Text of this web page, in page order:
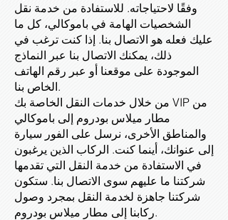
وفقًا لاحتياجاته. للاستفادة من خدمة نقل
الشخصيات الهامة في باموكالي، كل ما
عليك فعله هو الاتصال بنا. إذا كنت ترغب في
ذلك، يمكنك الاتصال بنا عبر النماذج
الموجودة على موقعنا أو عبر رقم الهاتف
الخاص بنا.
من خلال خدمات النقل الخاصة بك VIP من
مطار ميلاس بودروم إلى باموكالي
والمناطق الأخرى، نرسل على الفور سيارة
إلى عنوانك، أينما كنت. الركاب الذين يرغبون
في الاستفادة من خدمة النقل التي تقدمها
شركتنا ما عليهم سوى الاتصال بنا. ستكون
شركتنا جاهزة لخدمة النقل بمجرد وصول
ركابنا إلى مطار ميلاس بودروم.